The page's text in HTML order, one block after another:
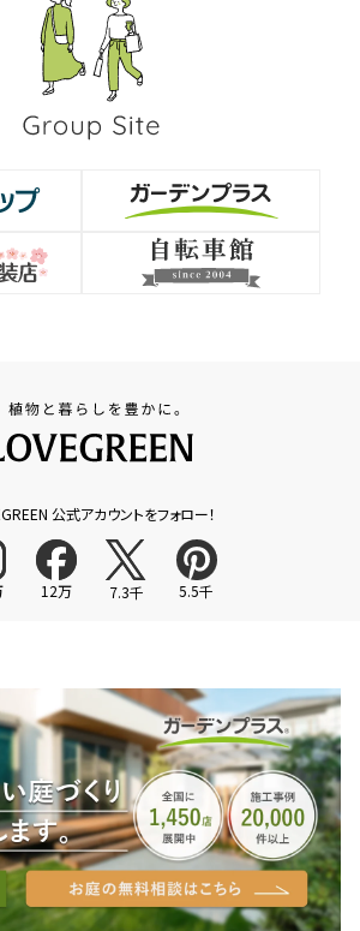
公式アカウントをフォロー！
12万 7.3千 5.5千